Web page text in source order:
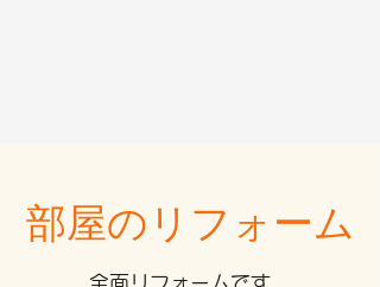
​部屋のリフォーム
全面リフォームです。